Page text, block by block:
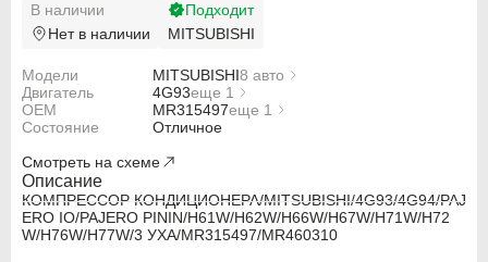
В наличии
Нет в наличии
Подходит
MITSUBISHI
Модели MITSUBISHI8 авто
MITSUBISHI PAJERO IO H61W
MITSUBISHI PAJERO IO H62W
MITSUBISHI PAJERO IO H71W
MITSUBISHI PAJERO PININ H66W
MITSUBISHI PAJERO PININ H76W
MITSUBISHI PAJERO PININ H77W
Двигатель 4G93еще 1
4G94
OEM MR315497еще 1
MR460310
Состояние
Отличное
Смотреть на схеме
Описание
КОМПРЕССОР КОНДИЦИОНЕРА/MITSUBISHI/4G93/4G94/PAJ
ERO IO/PAJERO PININ/H61W/H62W/H66W/H67W/H71W/H72
W/H76W/H77W/3 УХА/MR315497/MR460310
ABARTH
Alfa Romeo
Audi
BMW
ABARTH
Alfa Romeo
Audi
BMW